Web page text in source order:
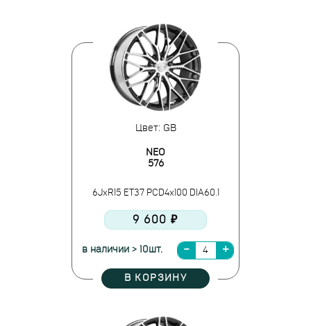
Цвет: GB
NEO
576
6JxR15 ET37 PCD4x100 DIA60.1
9 600 ₽
в наличии > 10шт.
В КОРЗИНУ